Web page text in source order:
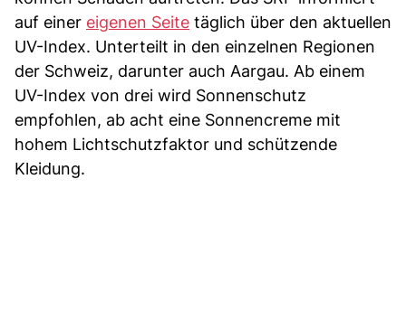
auf einer eigenen Seite täglich über den aktuellen
UV-Index. Unterteilt in den einzelnen Regionen
der Schweiz, darunter auch Aargau. Ab einem
UV-Index von drei wird Sonnenschutz
empfohlen, ab acht eine Sonnencreme mit
hohem Lichtschutzfaktor und schützende
Kleidung.